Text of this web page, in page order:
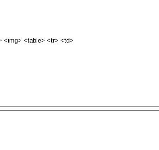
<img> <table> <tr> <td>